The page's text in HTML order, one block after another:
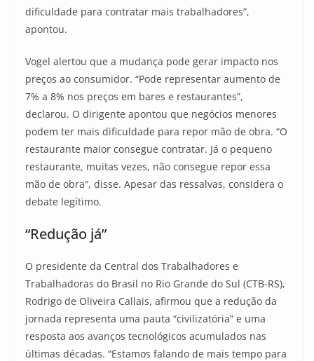
dificuldade para contratar mais trabalhadores”,
apontou.
Vogel alertou que a mudança pode gerar impacto nos
preços ao consumidor. “Pode representar aumento de
7% a 8% nos preços em bares e restaurantes”,
declarou. O dirigente apontou que negócios menores
podem ter mais dificuldade para repor mão de obra. “O
restaurante maior consegue contratar. Já o pequeno
restaurante, muitas vezes, não consegue repor essa
mão de obra”, disse. Apesar das ressalvas, considera o
debate legítimo.
“Redução já”
O presidente da Central dos Trabalhadores e
Trabalhadoras do Brasil no Rio Grande do Sul (CTB-RS),
Rodrigo de Oliveira Callais, afirmou que a redução da
jornada representa uma pauta “civilizatória” e uma
resposta aos avanços tecnológicos acumulados nas
últimas décadas. “Estamos falando de mais tempo para